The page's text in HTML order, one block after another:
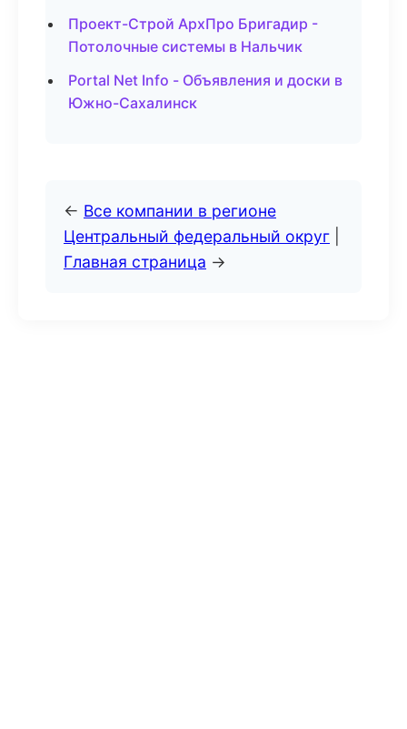
Проект-Строй АрхПро Бригадир -
Потолочные системы в Нальчик
Portal Net Info - Объявления и доски в
Южно-Сахалинск
← Все компании в регионе
Центральный федеральный округ
Главная страница →